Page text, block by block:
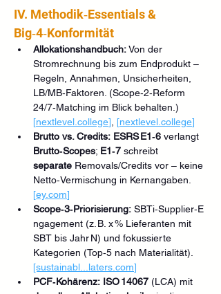
IV. Methodik‑Essentials &
Big‑4‑Konformität
Allokationshandbuch: Von der
Stromrechnung bis zum Endprodukt –
Regeln, Annahmen, Unsicherheiten,
LB/MB‑Faktoren. (Scope‑2‑Reform
24/7‑Matching im Blick behalten.)
[nextlevel.college] [nextlevel.college]
Brutto vs. Credits: ESRS E1‑6 verlangt
Brutto‑Scopes; E1‑7 schreibt
separate Removals/Credits vor – keine
Netto‑Vermischung in Kernangaben.
[ey.com]
Scope‑3‑Priorisierung: SBTi‑Supplier‑E
ngagement (z. B. x % Lieferanten mit
SBT bis Jahr N) und fokussierte
Kategorien (Top‑5 nach Materialität).
[sustainabl... laters.com]
PCF‑Kohärenz: ISO 14067 (LCA) mit